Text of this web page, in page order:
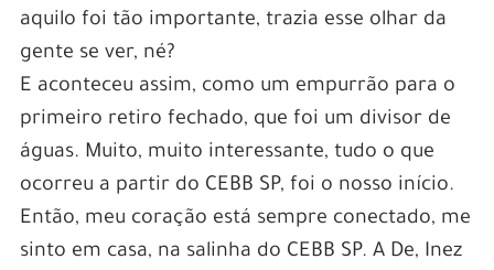
aquilo foi tão importante, trazia esse olhar da
gente se ver, né?
E aconteceu assim, como um empurrão para o
primeiro retiro fechado, que foi um divisor de
águas. Muito, muito interessante, tudo o que
ocorreu a partir do CEBB SP, foi o nosso início.
Então, meu coração está sempre conectado, me
sinto em casa, na salinha do CEBB SP. A De, Inez